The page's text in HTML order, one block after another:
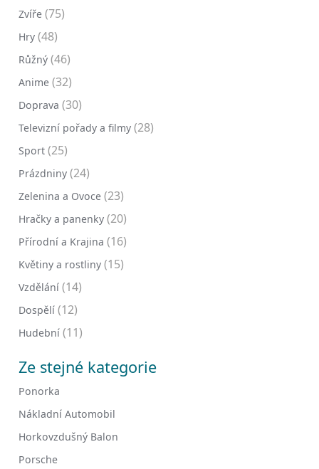
Zvíře (75)
Hry (48)
Růžný (46)
Anime (32)
Doprava (30)
Televizní pořady a filmy (28)
Sport (25)
Prázdniny (24)
Zelenina a Ovoce (23)
Hračky a panenky (20)
Přírodní a Krajina (16)
Květiny a rostliny (15)
Vzdělání (14)
Dospělí (12)
Hudební (11)
Ze stejné kategorie
Ponorka
Nákladní Automobil
Horkovzdušný Balon
Porsche